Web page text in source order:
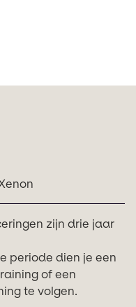
zijn drie jaar
periode dien je een
of een
te volgen.